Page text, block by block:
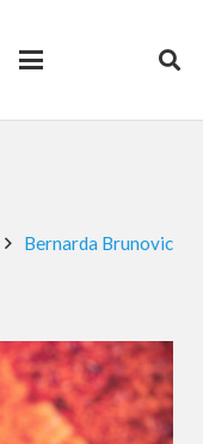
Bernarda Brunovic